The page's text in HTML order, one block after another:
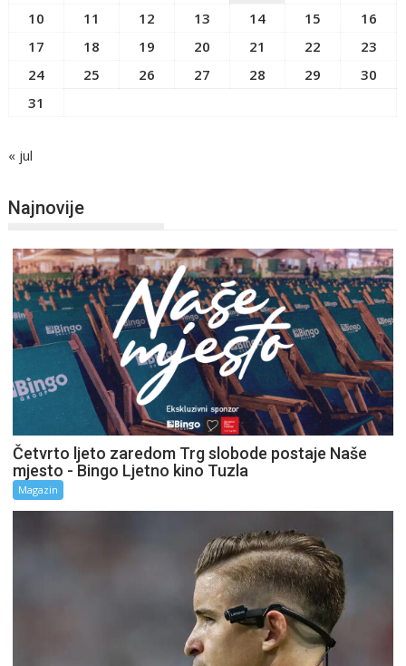
10
11 12 13 14 15
16
17
18 19 20 21 22
23
24
25 26 27 28 29
30
31
« jul
Najnovije
Četvrto ljeto zaredom Trg slobode postaje Naše
mjesto - Bingo Ljetno kino Tuzla
Magazin